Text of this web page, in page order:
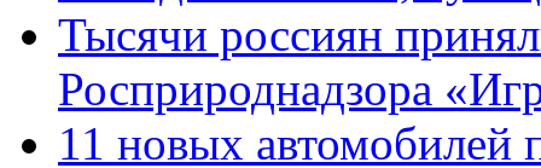
Тысячи россиян
Росприроднадзора
11 новых автомобилей